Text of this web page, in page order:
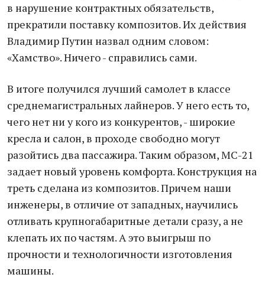
в нарушение контрактных обязательств,
прекратили поставку композитов. Их действия
Владимир Путин назвал одним словом:
«Хамство». Ничего - справились сами.
В итоге получился лучший самолет в классе
среднемагистральных лайнеров. У него есть то,
чего нет ни у кого из конкурентов, - широкие
кресла и салон, в проходе свободно могут
разойтись два пассажира. Таким образом, МС-21
задает новый уровень комфорта. Конструкция на
треть сделана из композитов. Причем наши
инженеры, в отличие от западных, научились
отливать крупногабаритные детали сразу, а не
клепать их по частям. А это выигрыш по
прочности и технологичности изготовления
машины.